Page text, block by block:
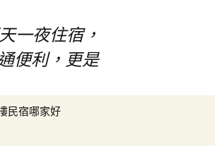
一夜住宿，
便利，更是
民宿哪家好